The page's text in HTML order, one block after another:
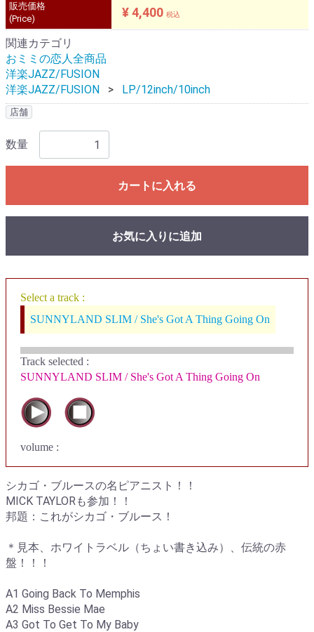
販売価格
(Price)
¥ 4,400 税込
関連カテゴリ
おミミの恋人全商品
洋楽JAZZ/FUSION
洋楽JAZZ/FUSION
LP/12inch/10inch
店舗
数量
カートに入れる
お気に入りに追加
Select a track :
SUNNYLAND SLIM / She's Got A Thing Going On
Track selected :
SUNNYLAND SLIM / She's Got A Thing Going On
volume :
シカゴ・ブルースの名ピアニスト！！
MICK TAYLORも参加！！
邦題：これがシカゴ・ブルース！
＊見本、ホワイトラベル（ちょい書き込み）、伝統の赤
盤！！！
A1 Going Back To Memphis
A2 Miss Bessie Mae
A3 Got To Get To My Baby